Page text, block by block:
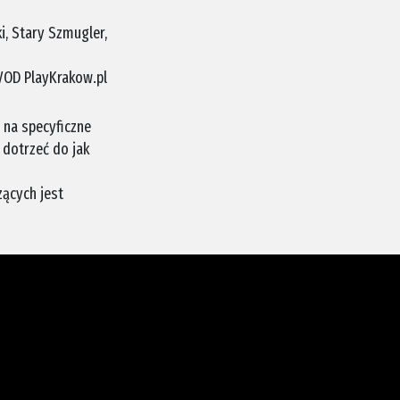
Stary Szmugler,
PlayKrakow.pl
specyficzne
do jak
jest